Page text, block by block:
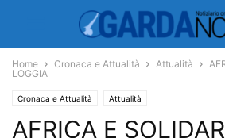
Home Cronaca e Attualità Attualità
LOGGIA
Cronaca e Attualità Attualità
AFRICA E